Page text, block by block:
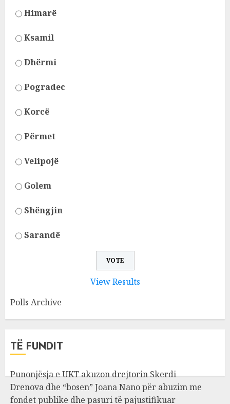
Himarë
Ksamil
Dhërmi
Pogradec
Korcë
Përmet
Velipojë
Golem
Shëngjin
Sarandë
View Results
Polls Archive
TË FUNDIT
Punonjësja e UKT akuzon drejtorin Skerdi
Drenova dhe “bosen” Joana Nano për abuzim me
fondet publike dhe pasuri të pajustifikuar